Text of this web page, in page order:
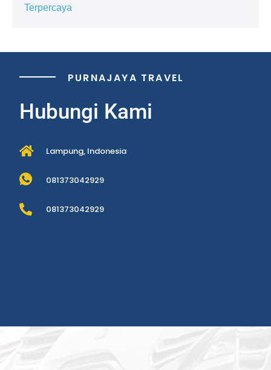
Terpercaya
PURNAJAYA TRAVEL
Hubungi Kami
Lampung, Indonesia
081373042929
081373042929